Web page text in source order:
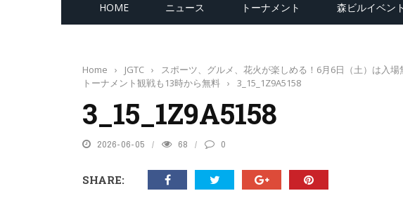
HOME ニュース トーナメント 森ビルイベント
Home › JGTC ›
スポーツ、グルメ、花火が楽しめる！6月6日（土）は入場
トーナメント観戦も13時から無料 › 3_15_1Z9A5158
3_15_1Z9A5158
2026-06-05 68 0
SHARE: